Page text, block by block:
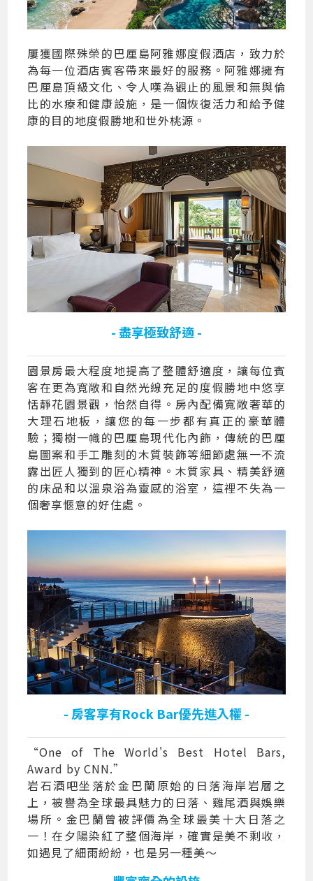
屢獲國際殊榮的巴厘島阿雅娜度假酒店，致力於
為每一位酒店賓客帶來最好的服務。阿雅娜擁有
巴厘島頂級文化、令人嘆為觀止的風景和無與倫
比的水療和健康設施，是一個恢復活力和給予健
康的目的地度假勝地和世外桃源。
- 盡享極致舒適 -
園景房最大程度地提高了整體舒適度，讓每位賓
客在更為寬敞和自然光線充足的度假勝地中悠享
恬靜花園景觀，怡然自得。房內配備寬敞奢華的
大理石地板，讓您的每一步都有真正的豪華體
驗；獨樹一幟的巴厘島現代化內飾，傳統的巴厘
島圖案和手工雕刻的木質裝飾等細節處無一不流
露出匠人獨到的匠心精神。木質家具、精美舒適
的床品和以溫泉浴為靈感的浴室，這裡不失為一
個奢享愜意的好住處。
- 房客享有Rock Bar優先進入權 -
“One of The World's Best Hotel Bars,
Award by CNN.”
岩石酒吧坐落於金巴蘭原始的日落海岸岩層之
上，被譽為全球最具魅力的日落、雞尾酒與娛樂
場所。金巴蘭曾被評價為全球最美十大日落之
一！在夕陽染紅了整個海岸，確實是美不剩收，
如遇見了細雨紛紛，也是另一種美～